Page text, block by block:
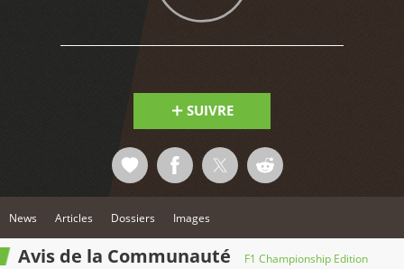
SUIVRE
News Articles Dossiers Images
Avis de la Communauté F1 Championship Edition